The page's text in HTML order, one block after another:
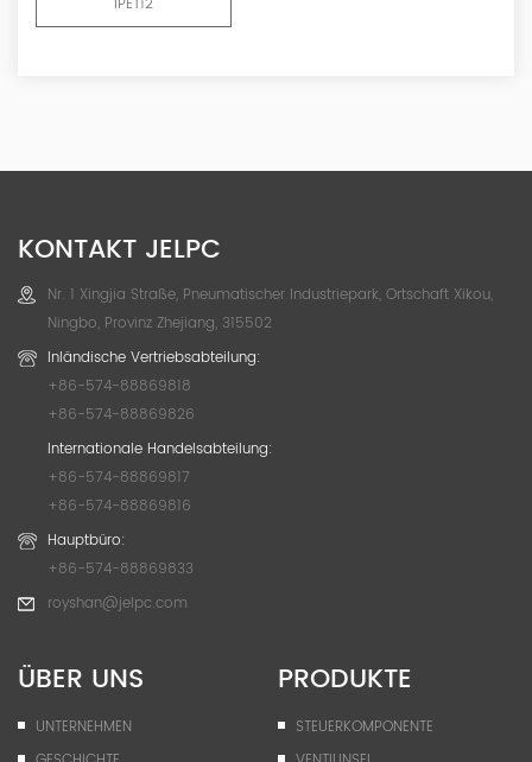
KONTAKT JELPC
Nr. 1 Xingjia Straße, Pneumatischer Industriepark, Ortschaft Xikou,
Ningbo, Provinz Zhejiang, 315502
Inländische Vertriebsabteilung:
+86-574-88869818
+86-574-88869826
Internationale Handelsabteilung:
+86-574-88869817
+86-574-88869816
Hauptbüro:
+86-574-88869833
royshan@jelpc.com
ÜBER UNS
UNTERNEHMEN
PRODUKTE
STEUERKOMPONENTE